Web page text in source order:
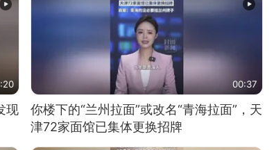
现
00:37
你楼下的“兰州拉面”或改名“青海拉面”，天
津72家面馆已集体更换招牌